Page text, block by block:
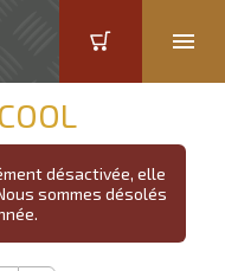
désactivée, elle
sommes désolés